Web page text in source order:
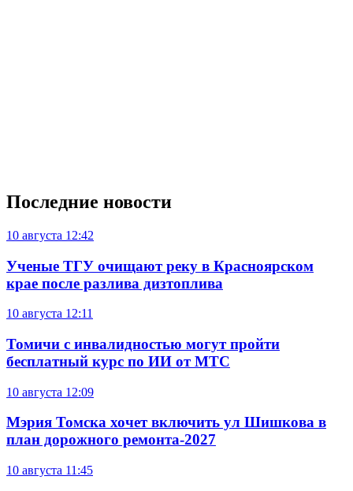
Последние новости
10 августа 12:42
Ученые ТГУ очищают реку в Красноярском
крае после разлива дизтоплива
10 августа 12:11
Томичи с инвалидностью могут пройти
бесплатный курс по ИИ от МТС
10 августа 12:09
Мэрия Томска хочет включить ул Шишкова в
план дорожного ремонта-2027
10 августа 11:45